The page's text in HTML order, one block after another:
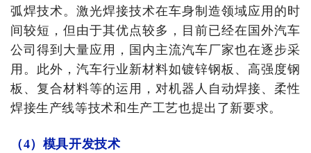
弧焊技术。激光焊接技术在车身制造领域应用的时
间较短，但由于其优点较多，目前已经在国外汽车
公司得到大量应用，国内主流汽车厂家也在逐步采
用。此外，汽车行业新材料如镀锌钢板、高强度钢
板、复合材料等的运用，对机器人自动焊接、柔性
焊接生产线等技术和生产工艺也提出了新要求。
（4）模具开发技术